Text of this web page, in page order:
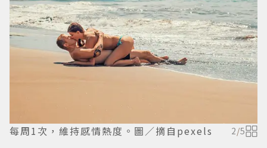
每周1次，維持感情熱度。圖／摘自pexels 2/5